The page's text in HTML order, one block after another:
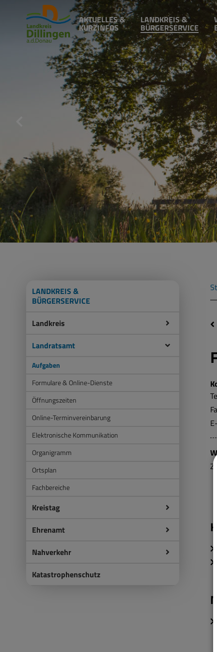
AKTUELLES &
KURZINFOS
LANDKREIS &
BÜRGERSERVICE
LANDKREIS &
BÜRGERSERVICE
Landkreis
Landratsamt
Aufgaben
Formulare & Online-Dienste
Öffnungszeiten
Online-Terminvereinbarung
Elektronische Kommunikation
Organigramm
Ortsplan
Fachbereiche
Kreistag
Ehrenamt
Nahverkehr
Katastrophenschutz